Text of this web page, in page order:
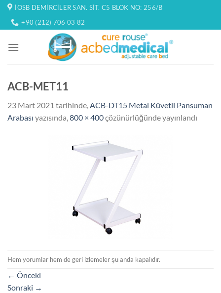
İçeriğe
atla
İOSB DEMIRCILER SAN. SIT. C5 BLOK NO: 256/B
+90 (212) 706 03 82
ACB-MET11
23 Mart 2021 tarihinde,ACB-DT15 Metal Küvetli Pansuman
Arabası yazısında,800 × 400çözünürlüğünde yayınlandı
Hem yorumlar hem de geri izlemeler şu anda kapalıdır.
← Önceki
Sonraki →